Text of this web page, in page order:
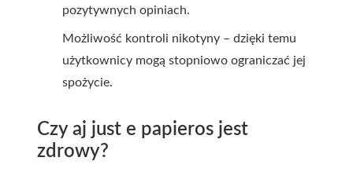
pozytywnych opiniach.
Możliwość kontroli nikotyny – dzięki temu
użytkownicy mogą stopniowo ograniczać jej
spożycie.
Czy aj just e papieros jest
zdrowy?